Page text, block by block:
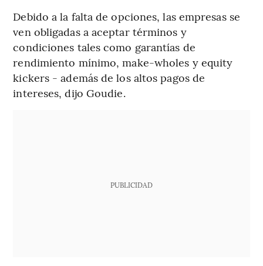
Debido a la falta de opciones, las empresas se
ven obligadas a aceptar términos y
condiciones tales como garantías de
rendimiento mínimo, make-wholes y equity
kickers - además de los altos pagos de
intereses, dijo Goudie.
PUBLICIDAD